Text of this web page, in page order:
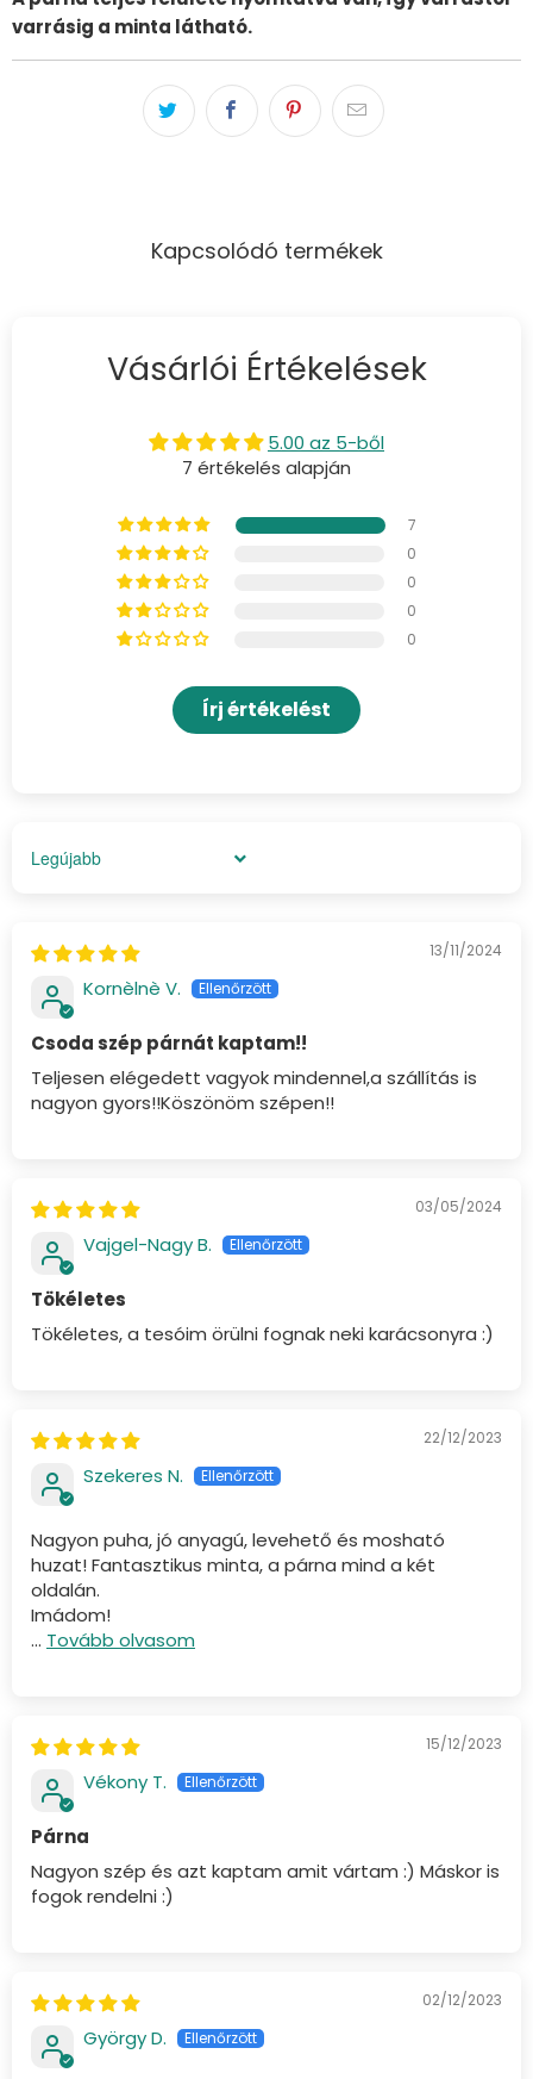
varrásig a minta látható.
Kapcsolódó termékek
Vásárlói Értékelések
5.00 az 5-ből
7 értékelés alapján
7
0
0
0
0
Írj értékelést
Sort by
13/11/2024
Kornèlnè V.
Csoda szép párnát kaptam!!
Teljesen elégedett vagyok mindennel,a szállítás is
nagyon gyors!!Köszönöm szépen!!
03/05/2024
Vajgel-Nagy B.
Tökéletes
Tökéletes, a tesóim örülni fognak neki karácsonyra :)
22/12/2023
Szekeres N.
Nagyon puha, jó anyagú, levehető és mosható
huzat! Fantasztikus minta, a párna mind a két
oldalán.
Imádom!
... Tovább olvasom
15/12/2023
Vékony T.
Párna
Nagyon szép és azt kaptam amit vártam :) Máskor is
fogok rendelni :)
02/12/2023
György D.